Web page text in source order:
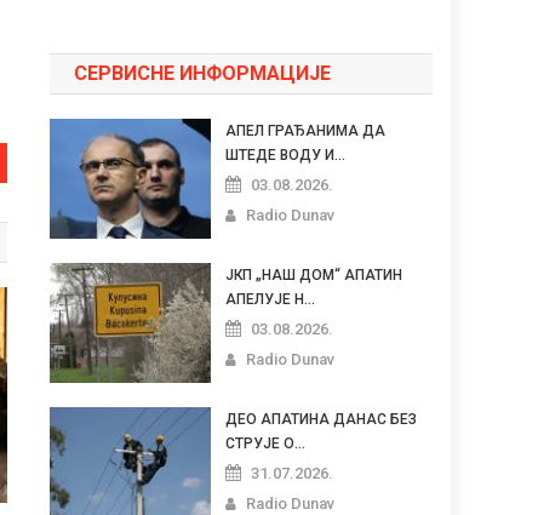
СЕРВИСНЕ ИНФОРМАЦИЈЕ
АПЕЛ ГРАЂАНИМА ДА
ШТЕДЕ ВОДУ И...
03.08.2026.
Radio Dunav
ЈКП „НАШ ДОМ“ АПАТИН
АПЕЛУЈЕ Н...
03.08.2026.
Radio Dunav
ДЕО АПАТИНА ДАНАС БЕЗ
СТРУЈЕ О...
31.07.2026.
Radio Dunav